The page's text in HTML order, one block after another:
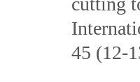
45 (12-